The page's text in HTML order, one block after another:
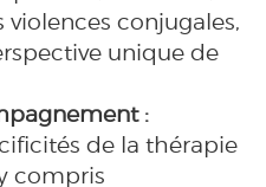
violences conjugales,
unique de
:
de la thérapie
compris